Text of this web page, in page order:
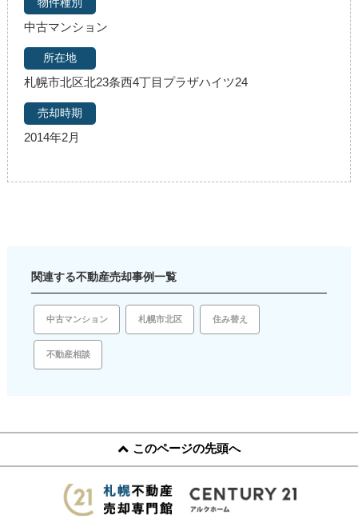
中古マンション
札幌市北区北23条西4丁目プラザハイツ24
2014年2月
関連する不動産売却事例一覧
中古マンション 札幌市北区 住み替え
不動産相談
このページの先頭へ